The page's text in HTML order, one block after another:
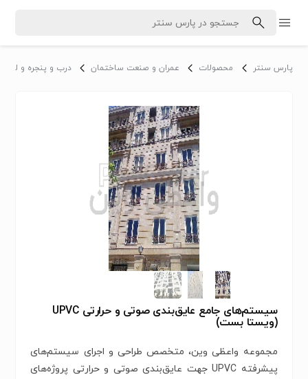
پارس سنتر محصولات عمران و صنعت ساختمان درب و پنجره و لوازم
سیستم‌های جامع عایق‌بندی صوتی و حرارتی UPVC
(ویستا بست)
مجموعه واعظی وین، متخصص طراحی و اجرای سیستم‌های
پیشرفته UPVC جهت عایق‌بندی صوتی و حرارتی پروژه‌های